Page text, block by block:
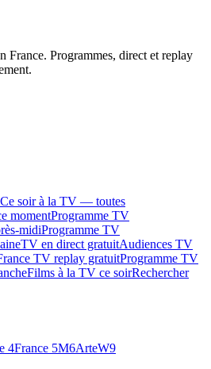
France. Programmes, direct et replay
Ce soir à la TV — toutes
momentProgramme TV
midiProgramme TV
TV en direct gratuitAudiences TV
TV replay gratuitProgramme TV
Films à la TV ce soirRechercher
4France 5M6ArteW9